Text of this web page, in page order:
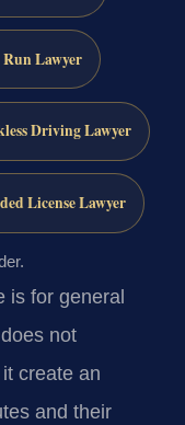
Lawyer
Driving Lawyer
License Lawyer
is for general
not
create an
and their